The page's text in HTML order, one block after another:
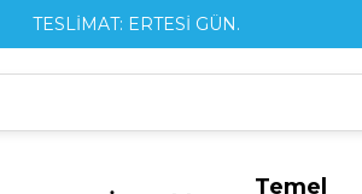
TESLİMAT: ERTESİ GÜN.
Temel